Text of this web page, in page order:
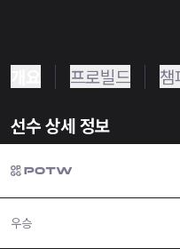
프로빌드 챔
선수 상세 정보
우승